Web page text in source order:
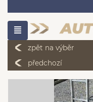
zpět na výběr
předchozí